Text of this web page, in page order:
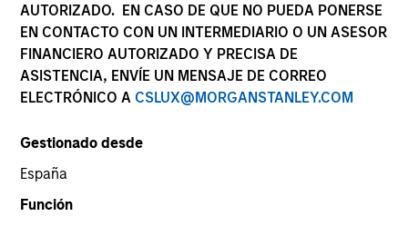
AUTORIZADO. EN CASO DE QUE NO PUEDA PONERSE
EN CONTACTO CON UN INTERMEDIARIO O UN ASESOR
FINANCIERO AUTORIZADO Y PRECISA DE
ASISTENCIA, ENVÍE UN MENSAJE DE CORREO
ELECTRÓNICO A CSLUX@MORGANSTANLEY.COM
Gestionado desde
España
Función
La rentabilidad pasada no es un indicador fiable de
resultados futuros. La rentabilidad puede aumentar o
disminuir como consecuencia de las fluctuaciones de las
divisas. Todos los datos de rentabilidad corresponden al
valor liquidativo al inicio y al final del periodo, son netos
de comisiones, y no tienen en cuenta las comisiones y
rentabilidad y los datos del índice es Morgan Stanley
Investment Management.
Haga clic en el nombre del fondo para obtener información
sobre rentabilidad por años naturales.